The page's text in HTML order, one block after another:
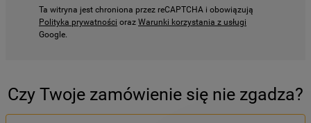
Ta witryna jest chroniona przez reCAPTCHA i obowiązują
Polityka prywatności oraz Warunki korzystania z usługi
Google.
Czy Twoje zamówienie się nie zgadza?